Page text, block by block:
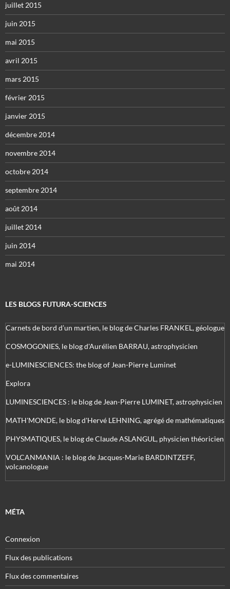
juillet 2015
juin 2015
mai 2015
avril 2015
mars 2015
février 2015
janvier 2015
décembre 2014
novembre 2014
octobre 2014
septembre 2014
août 2014
juillet 2014
juin 2014
mai 2014
LES BLOGS FUTURA-SCIENCES
Carnets de bord d’un martien, le blog de Charles FRANKEL, géologue
COSMOGONIES, le blog d'Aurélien BARRAU, astrophysicien
e-LUMINESCIENCES: the blog of Jean-Pierre Luminet
Explora
LUMINESCIENCES : le blog de Jean-Pierre LUMINET, astrophysicien
MATH'MONDE, le blog d'Hervé LEHNING, agrégé de mathématiques
PHYSMATIQUES, le blog de Claude ASLANGUL, physicien théoricien
VOLCANMANIA : le blog de Jacques-Marie BARDINTZEFF,
volcanologue
MÉTA
Connexion
Flux des publications
Flux des commentaires